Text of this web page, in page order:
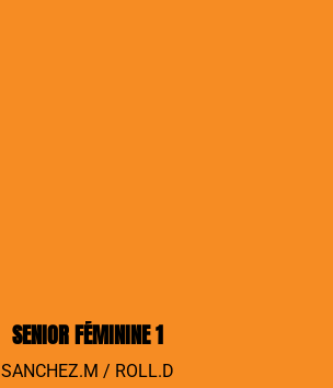
SENIOR FÉMININE 1
SANCHEZ.M / ROLL.D